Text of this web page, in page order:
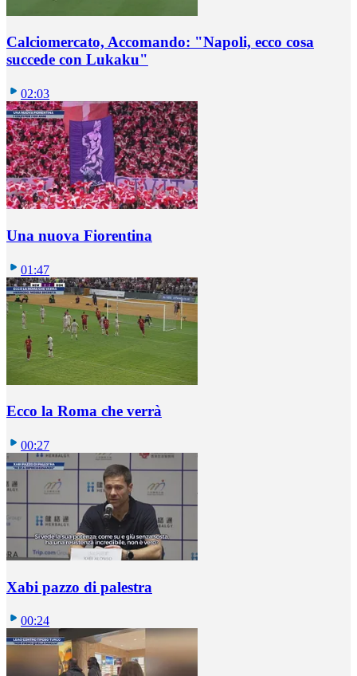
Calciomercato, Accomando: "Napoli, ecco cosa
succede con Lukaku"
02:03
Una nuova Fiorentina
01:47
Ecco la Roma che verrà
00:27
Xabi pazzo di palestra
00:24